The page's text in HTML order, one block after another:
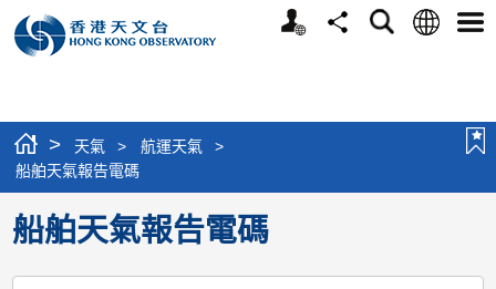
個
分
搜
語
選
> 天氣 > 航運天氣
>
船舶天氣報告電碼
船舶天氣報告電碼